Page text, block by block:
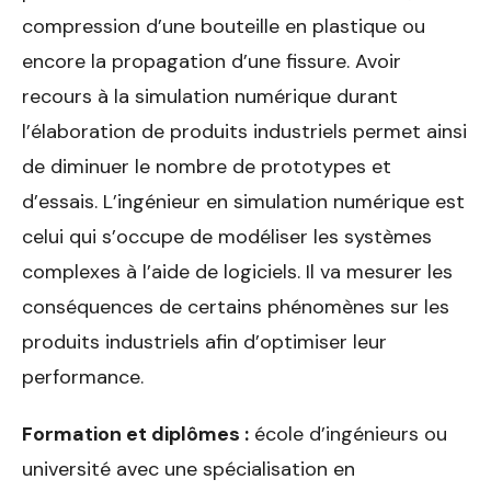
compression d’une bouteille en plastique ou
encore la propagation d’une fissure. Avoir
recours à la simulation numérique durant
l’élaboration de produits industriels permet ainsi
de diminuer le nombre de prototypes et
d’essais. L’ingénieur en simulation numérique est
celui qui s’occupe de modéliser les systèmes
complexes à l’aide de logiciels. Il va mesurer les
conséquences de certains phénomènes sur les
produits industriels afin d’optimiser leur
performance.
Formation et diplômes : école d’ingénieurs ou
université avec une spécialisation en